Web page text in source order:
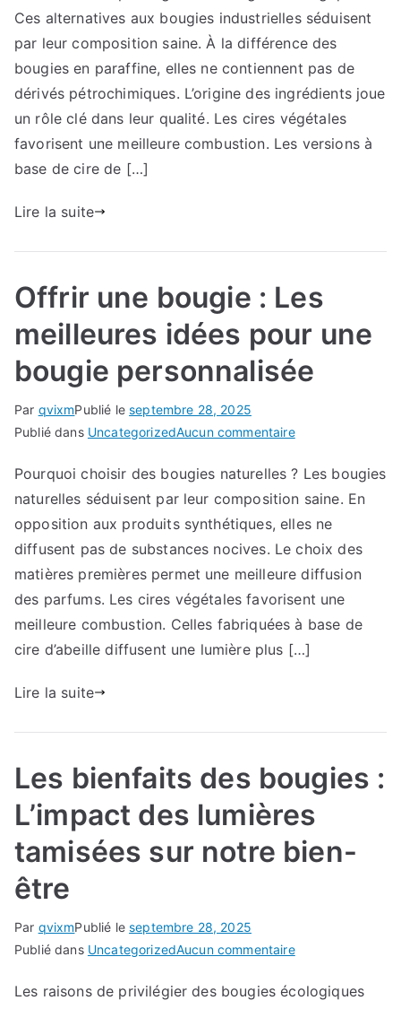
des
bougies
:
L’impact
lumières
tamisées
Ces alternatives aux bougies industrielles séduisent
par leur composition saine. À la différence des
bougies en paraffine, elles ne contiennent pas de
dérivés pétrochimiques. L’origine des ingrédients joue
un rôle clé dans leur qualité. Les cires végétales
favorisent une meilleure combustion. Les versions à
base de cire de […]
Lire la suite
Offrir une bougie : Les
meilleures idées pour une
bougie personnalisée
Par qvixmPublié leseptembre 28, 2025
Publié dans UncategorizedAucun commentairesur
une
bougie
:
Les
meilleures
une
bougie
Pourquoi choisir des bougies naturelles ? Les bougies
naturelles séduisent par leur composition saine. En
opposition aux produits synthétiques, elles ne
diffusent pas de substances nocives. Le choix des
matières premières permet une meilleure diffusion
des parfums. Les cires végétales favorisent une
meilleure combustion. Celles fabriquées à base de
cire d’abeille diffusent une lumière plus […]
Lire la suite
Les bienfaits des bougies :
L’impact des lumières
tamisées sur notre bien-
être
Par qvixmPublié leseptembre 28, 2025
Publié dans UncategorizedAucun commentairesur
bienfaits
Les raisons de privilégier des bougies écologiques